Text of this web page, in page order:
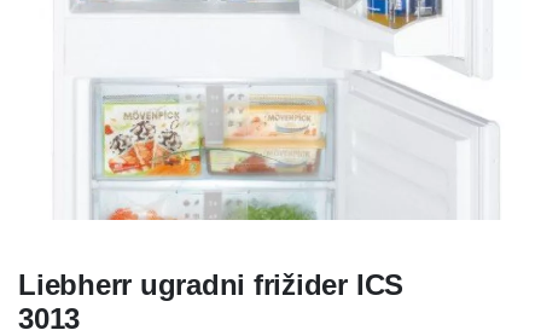
Liebherr ugradni frižider ICS
3013